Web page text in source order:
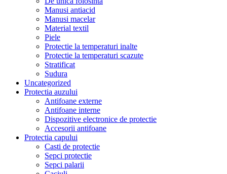
Manusi antiacid
Manusi macelar
Material textil
Piele
Protectie la temperaturi inalte
Protectie la temperaturi scazute
Stratificat
Sudura
Uncategorized
Protectia auzului
Antifoane externe
Antifoane interne
Dispozitive electronice de protectie
Accesorii antifoane
Protectia capului
Casti de protectie
Sepci protectie
Sepci palarii